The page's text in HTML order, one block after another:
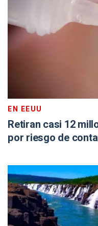
EN EEUU
Retiran casi 12
por riesgo de